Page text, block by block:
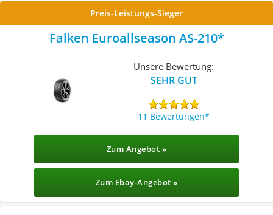
Preis-Leistungs-Sieger
Falken Euroallseason AS-210
Unsere Bewertung:
SEHR GUT
11 Bewertungen
Zum Angebot »
Zum Ebay-Angebot »